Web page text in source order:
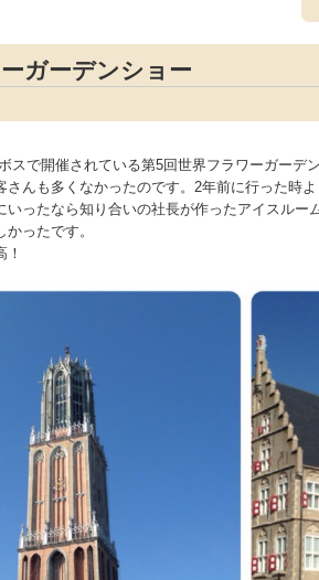
ガーデンショー
スで開催されている第5回世界フラワーガーデ
さんも多くなかったのです。2年前に行った時
いったなら知り合いの社長が作ったアイスルー
ったです。
！